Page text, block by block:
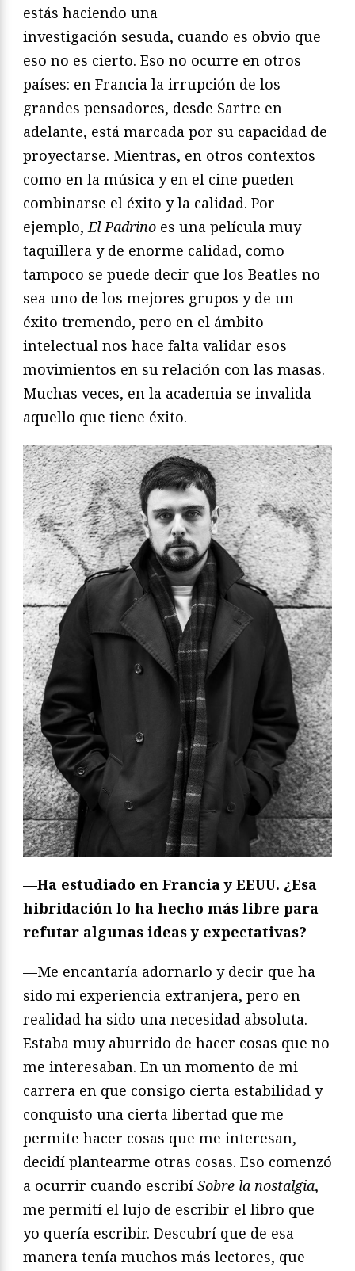
estás haciendo una
investigación sesuda, cuando es obvio que
eso no es cierto. Eso no ocurre en otros
países: en Francia la irrupción de los
grandes pensadores, desde Sartre en
adelante, está marcada por su capacidad de
proyectarse. Mientras, en otros contextos
como en la música y en el cine pueden
combinarse el éxito y la calidad. Por
ejemplo,El Padrino es una película muy
taquillera y de enorme calidad, como
tampoco se puede decir que los Beatles no
sea uno de los mejores grupos y de un
éxito tremendo, pero en el ámbito
intelectual nos hace falta validar esos
movimientos en su relación con las masas.
Muchas veces, en la academia se invalida
aquello que tiene éxito.
—Ha estudiado en Francia y EEUU. ¿Esa
hibridación lo ha hecho más libre para
refutar algunas ideas y expectativas?
—Me encantaría adornarlo y decir que ha
sido mi experiencia extranjera, pero en
realidad ha sido una necesidad absoluta.
Estaba muy aburrido de hacer cosas que no
me interesaban. En un momento de mi
carrera en que consigo cierta estabilidad y
conquisto una cierta libertad que me
permite hacer cosas que me interesan,
decidí plantearme otras cosas. Eso comenzó
a ocurrir cuando escribí Sobre la nostalgia,
me permití el lujo de escribir el libro que
yo quería escribir. Descubrí que de esa
manera tenía muchos más lectores, que